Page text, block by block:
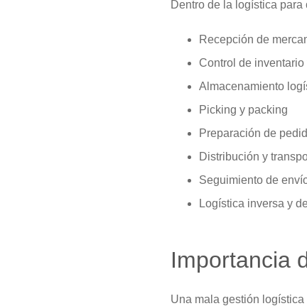
Dentro de la logística
Recepción de
Control de inventario
Almacenamiento
Picking y packing
Preparación de
Distribución y
Seguimiento de
Logística inversa y
Importancia
Una mala gestión